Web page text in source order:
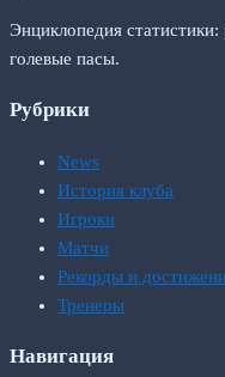
Энциклопедия
голевые пасы.
Рубрики
News
История клуба
Игроки
Матчи
Рекорды и
Тренеры
Навигация